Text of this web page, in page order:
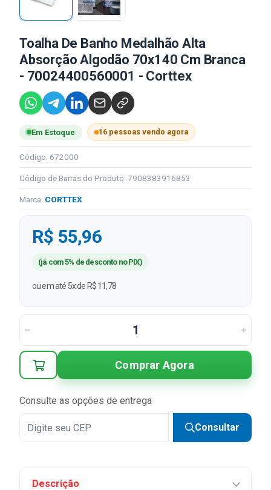
Toalha De Banho Medalhão Alta
Absorção Algodão 70x140 Cm Branca
- 70024400560001 - Corttex
Em Estoque 16 pessoas vendo agora
Código: 672000
Código de Barras do Produto: 7908383916853
Marca: CORTTEX
R$ 55,96
(já com 5% de desconto no PIX)
ou em até 5x de R$ 11,78
Comprar Agora
Consulte as opções de entrega
Consultar
Descrição